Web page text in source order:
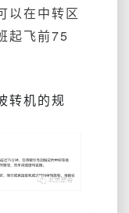
以在中转区
起飞前75
转机的规